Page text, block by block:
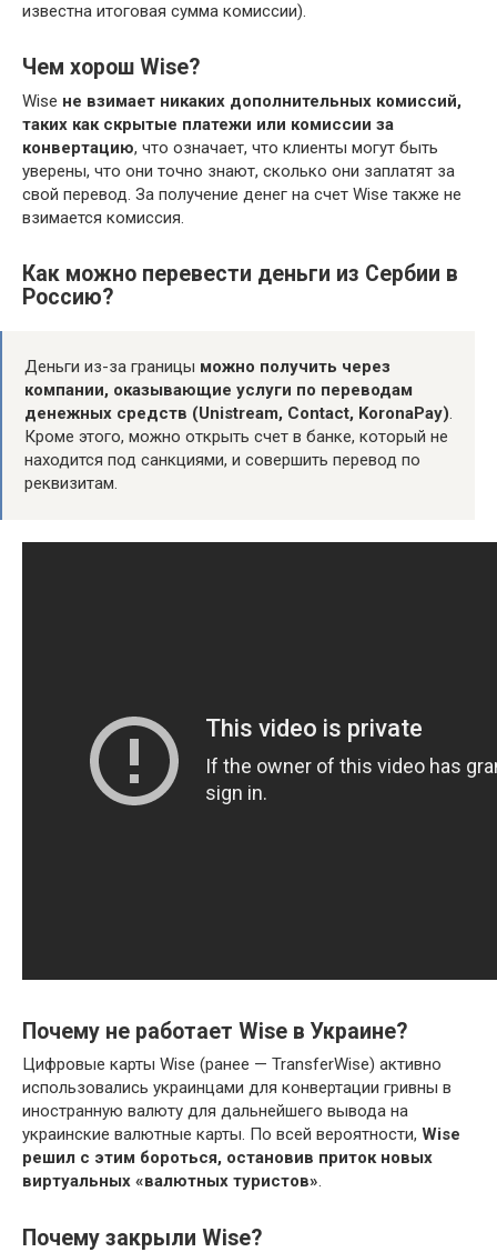
известна итоговая сумма комиссии).
Чем хорош Wise?
Wise не взимает никаких дополнительных комиссий,
таких как скрытые платежи или комиссии за
конвертацию, что означает, что клиенты могут быть
уверены, что они точно знают, сколько они заплатят за
свой перевод. За получение денег на счет Wise также не
взимается комиссия.
Как можно перевести деньги из Сербии в
Россию?
Деньги из-за границы можно получить через
компании, оказывающие услуги по переводам
денежных средств (Unistream, Contact, KoronaPay).
Кроме этого, можно открыть счет в банке, который не
находится под санкциями, и совершить перевод по
реквизитам.
Почему не работает Wise в Украине?
Цифровые карты Wise (ранее — TransferWise) активно
использовались украинцами для конвертации гривны в
иностранную валюту для дальнейшего вывода на
украинские валютные карты. По всей вероятности, Wise
решил с этим бороться, остановив приток новых
виртуальных «валютных туристов».
Почему закрыли Wise?